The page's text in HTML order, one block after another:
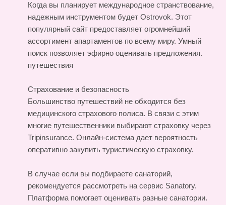
Когда вы планирует международное странствование,
надежным инструментом будет Ostrovok. Этот
популярный сайт предоставляет огромнейший
ассортимент апартаментов по всему миру. Умный
поиск позволяет эфирно оценивать предложения.
путешествия
Страхование и безопасность
Большинство путешествий не обходится без
медицинского страхового полиса. В связи с этим
многие путешественники выбирают страховку через
Tripinsurance. Онлайн-система дает вероятность
оперативно закупить туристическую страховку.
В случае если вы подбираете санаторий,
рекомендуется рассмотреть на сервис Sanatory.
Платформа помогает оценивать разные санатории.